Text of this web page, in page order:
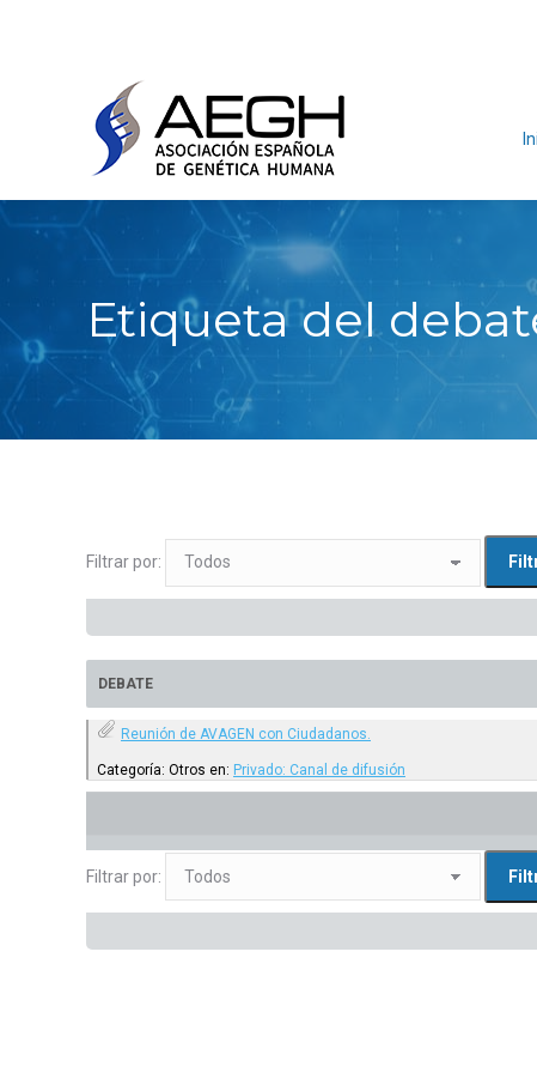
Etiqueta del
Filtrar por:
DEBATE
Reunión de AVAGEN con Ciudadanos.
Categoría: Otros en: Privado: Canal de difusión
Filtrar por: